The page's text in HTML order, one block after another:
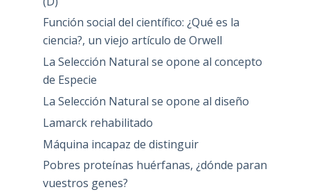
Función social del científico: ¿Qué es la
ciencia?, un viejo artículo de Orwell
La Selección Natural se opone al concepto
de Especie
La Selección Natural se opone al diseño
Lamarck rehabilitado
Máquina incapaz de distinguir
Pobres proteínas huérfanas, ¿dónde paran
vuestros genes?